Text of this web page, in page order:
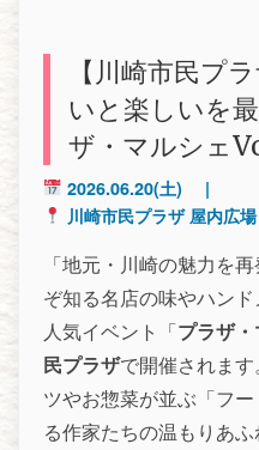
【川崎市民プ
いと楽しいを
ザ・マルシェ
2026.06.20(土)
|
川崎市民プラザ 屋内広
「地元・川崎の魅力を
ぞ知る名店の味やハン
人気イベント「プラザ
民プラザで開催されま
ツやお惣菜が並ぶ「フ
る作家たちの温もりあ